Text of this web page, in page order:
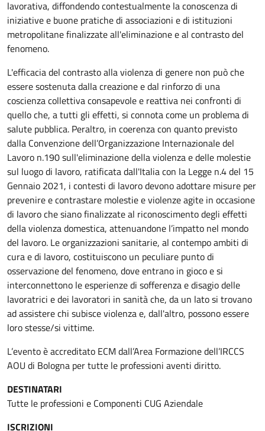
lavorativa, diffondendo contestualmente la conoscenza di
iniziative e buone pratiche di associazioni e di istituzioni
metropolitane finalizzate all'eliminazione e al contrasto del
fenomeno.
L'efficacia del contrasto alla violenza di genere non può che
essere sostenuta dalla creazione e dal rinforzo di una
coscienza collettiva consapevole e reattiva nei confronti di
quello che, a tutti gli effetti, si connota come un problema di
salute pubblica. Peraltro, in coerenza con quanto previsto
dalla Convenzione dell’Organizzazione Internazionale del
Lavoro n.190 sull'eliminazione della violenza e delle molestie
sul luogo di lavoro, ratificata dall'Italia con la Legge n.4 del 15
Gennaio 2021, i contesti di lavoro devono adottare misure per
prevenire e contrastare molestie e violenze agite in occasione
di lavoro che siano finalizzate al riconoscimento degli effetti
della violenza domestica, attenuandone l’impatto nel mondo
del lavoro. Le organizzazioni sanitarie, al contempo ambiti di
cura e di lavoro, costituiscono un peculiare punto di
osservazione del fenomeno, dove entrano in gioco e si
interconnettono le esperienze di sofferenza e disagio delle
lavoratrici e dei lavoratori in sanità che, da un lato si trovano
ad assistere chi subisce violenza e, dall'altro, possono essere
loro stesse/si vittime.
L’evento è accreditato ECM dall’Area Formazione dell’IRCCS
AOU di Bologna per tutte le professioni aventi diritto.
DESTINATARI
Tutte le professioni e Componenti CUG Aziendale
ISCRIZIONI